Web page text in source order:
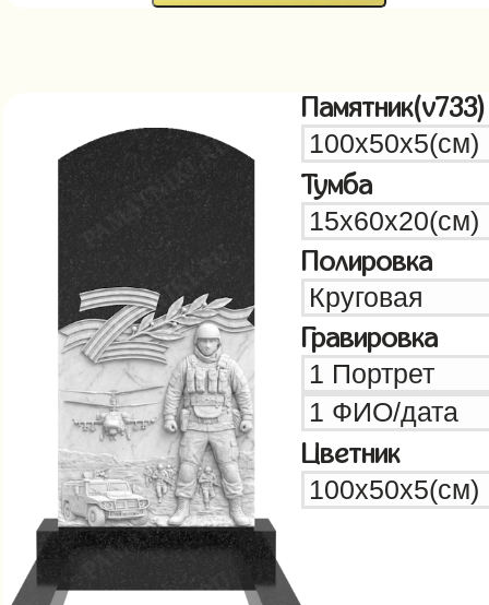
Памятник(v733)
Тумба
Полировка
Гравировка
Цветник